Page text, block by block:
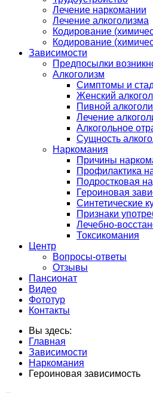
Лечение наркомании
Лечение алкоголизма
Кодирование
Кодирование
Зависимости
Предпосылки
Алкоголизм
Симптомы и
Женский
Пивной
Лечение
Алкогольное
Сущность
Наркомания
Причины
Профилактика
Подростковая
Героиновая
Синтетические
Признаки
Лечебно-
Токсикомания
Центр
Вопросы-ответы
Отзывы
Пансионат
Видео
Фототур
Контакты
Вы здесь:
Главная
Зависимости
Наркомания
Героиновая зависимость